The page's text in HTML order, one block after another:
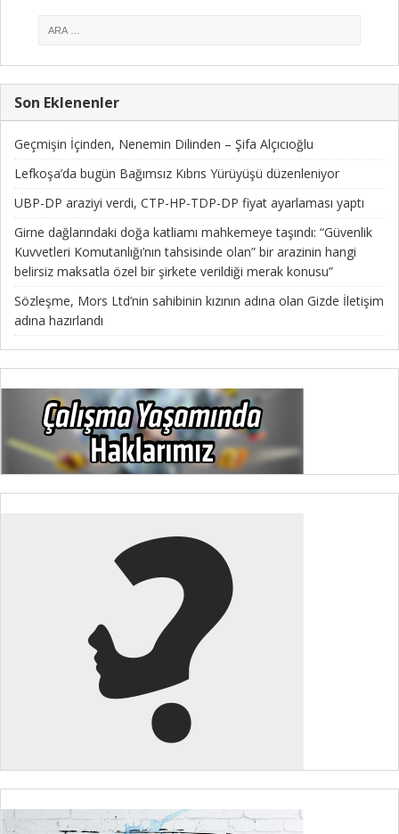
Son Eklenenler
Geçmişin İçinden, Nenemin Dilinden – Şifa Alçıcıoğlu
Lefkoşa’da bugün Bağımsız Kıbrıs Yürüyüşü düzenleniyor
UBP-DP araziyi verdi, CTP-HP-TDP-DP fiyat ayarlaması yaptı
Girne dağlarındaki doğa katliamı mahkemeye taşındı: “Güvenlik
Kuvvetleri Komutanlığı’nın tahsisinde olan” bir arazinin hangi
belirsiz maksatla özel bir şirkete verildiği merak konusu”
Sözleşme, Mors Ltd’nin sahibinin kızının adına olan Gizde İletişim
adına hazırlandı